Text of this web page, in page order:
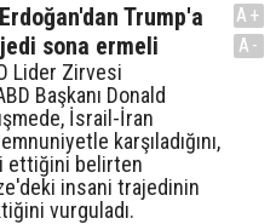
Trump'a
sona ermeli
Lider Zirvesi
Başkanı Donald
İsrail-İran
karşıladığını,
ettiğini belirten
insani trajedinin
vurguladı.
A+
A-